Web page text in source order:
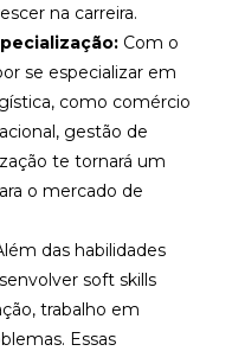
na carreira.
Com o
se especializar em
como comércio
gestão de
te tornará um
o mercado de
das habilidades
soft skills
trabalho em
Essas